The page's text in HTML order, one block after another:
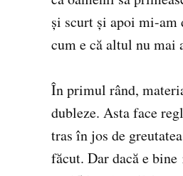
și scurt și apoi mi-am
cum e că altul nu
În primul rând,
dubleze. Asta face
tras în jos de
făcut. Dar dacă e